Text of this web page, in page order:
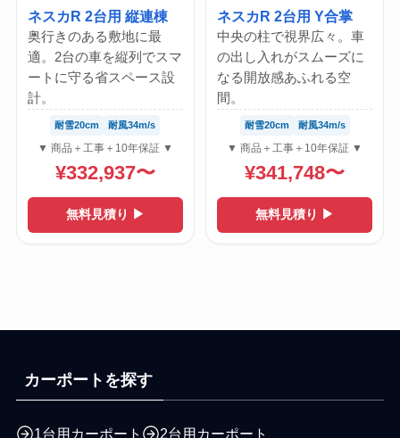
ネスカR 2台用 縦連棟
奥行きのある敷地に最
適。2台の車を縦列でスマ
ートに守る省スペース設
計。
耐雪20cm 耐風34m/s
▼ 商品＋工事＋10年保証 ▼
¥332,937〜
無料見積り ▶
ネスカR 2台用 Y合掌
中央の柱で視界広々。車
の出し入れがスムーズに
なる開放感あふれる空
間。
耐雪20cm 耐風34m/s
▼ 商品＋工事＋10年保証 ▼
¥341,748〜
無料見積り ▶
カーポートを探す
1台用カーポート
2台用カーポート